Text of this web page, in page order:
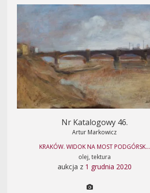
Nr Katalogowy 46.
Artur Markowicz
KRAKÓW. WIDOK NA MOST PODGÓRSK...
olej, tektura
aukcja z 1 grudnia 2020